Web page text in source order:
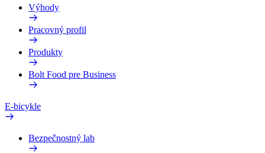
Výhody
Pracovný profil
Produkty
Bolt Food pre Business
E-bicykle
Bezpečnostný lab